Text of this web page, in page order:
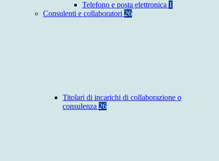
Telefono e posta elettronica 1
Consulenti e collaboratori 26
Titolari di incarichi di collaborazione o
consulenza 26